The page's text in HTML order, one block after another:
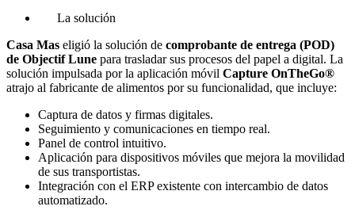
La solución
Casa Mas eligió la solución de comprobante de entrega (POD)
de Objectif Lune para trasladar sus procesos del papel a digital. La
solución impulsada por la aplicación móvil Capture OnTheGo®
atrajo al fabricante de alimentos por su funcionalidad, que incluye:
Captura de datos y firmas digitales.
Seguimiento y comunicaciones en tiempo real.
Panel de control intuitivo.
Aplicación para dispositivos móviles que mejora la movilidad
de sus transportistas.
Integración con el ERP existente con intercambio de datos
automatizado.